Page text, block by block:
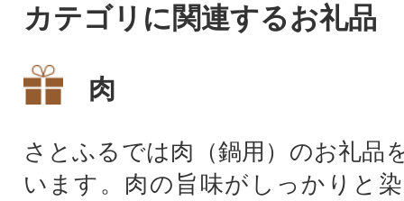
カテゴリに関連するお礼品
肉
さとふるでは肉（鍋用）のお礼品
います。肉の旨味がしっかりと